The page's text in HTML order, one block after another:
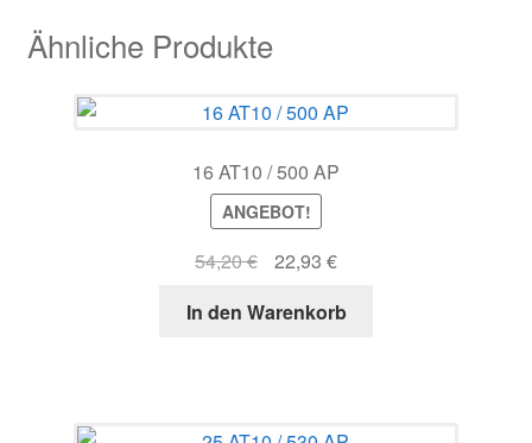
Ähnliche Produkte
16 AT10 / 500 AP
ANGEBOT!
54,20€
Ursprünglicher
war:
22,93 €Aktueller
ist:
In den Warenkorb